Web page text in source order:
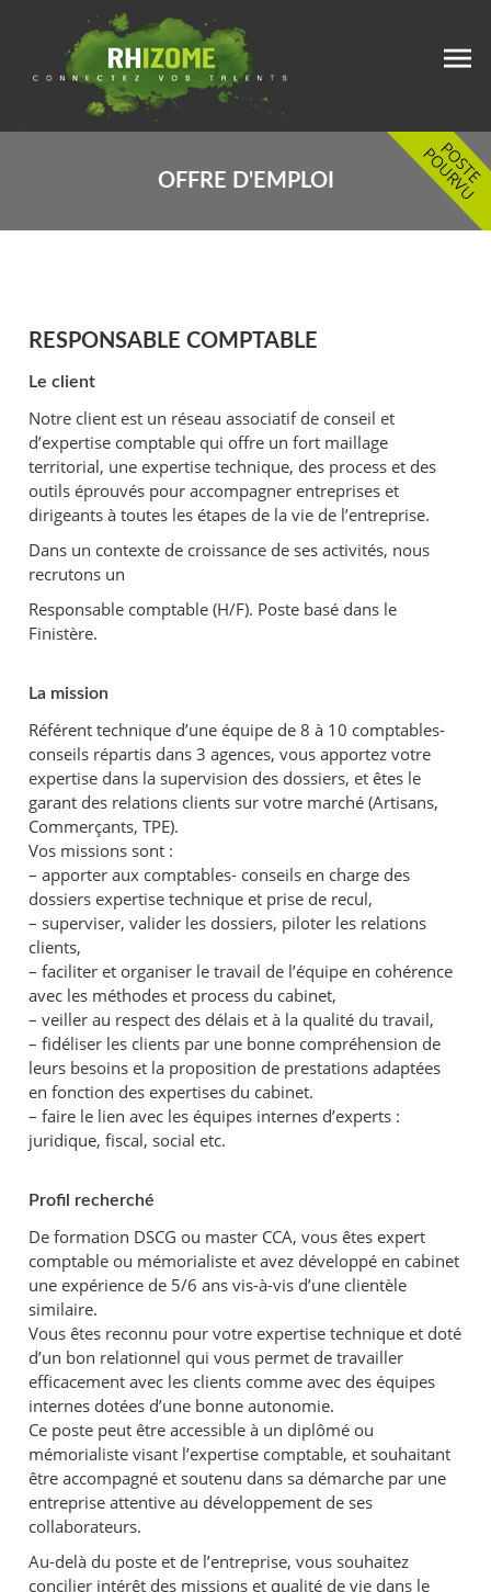
OFFRE D'EMPLOI
RESPONSABLE COMPTABLE
Le client
Notre client est un réseau associatif de conseil et
d’expertise comptable qui offre un fort maillage
territorial, une expertise technique, des process et des
outils éprouvés pour accompagner entreprises et
dirigeants à toutes les étapes de la vie de l’entreprise.
Dans un contexte de croissance de ses activités, nous
recrutons un
Responsable comptable (H/F). Poste basé dans le
Finistère.
La mission
Référent technique d’une équipe de 8 à 10 comptables-
conseils répartis dans 3 agences, vous apportez votre
expertise dans la supervision des dossiers, et êtes le
garant des relations clients sur votre marché (Artisans,
Commerçants, TPE).
Vos missions sont :
– apporter aux comptables- conseils en charge des
dossiers expertise technique et prise de recul,
– superviser, valider les dossiers, piloter les relations
clients,
– faciliter et organiser le travail de l’équipe en cohérence
avec les méthodes et process du cabinet,
– veiller au respect des délais et à la qualité du travail,
– fidéliser les clients par une bonne compréhension de
leurs besoins et la proposition de prestations adaptées
en fonction des expertises du cabinet.
– faire le lien avec les équipes internes d’experts :
juridique, fiscal, social etc.
Profil recherché
De formation DSCG ou master CCA, vous êtes expert
comptable ou mémorialiste et avez développé en cabinet
une expérience de 5/6 ans vis-à-vis d’une clientèle
similaire.
Vous êtes reconnu pour votre expertise technique et doté
d’un bon relationnel qui vous permet de travailler
efficacement avec les clients comme avec des équipes
internes dotées d’une bonne autonomie.
Ce poste peut être accessible à un diplômé ou
mémorialiste visant l’expertise comptable, et souhaitant
être accompagné et soutenu dans sa démarche par une
entreprise attentive au développement de ses
collaborateurs.
Au-delà du poste et de l’entreprise, vous souhaitez
concilier intérêt des missions et qualité de vie dans le